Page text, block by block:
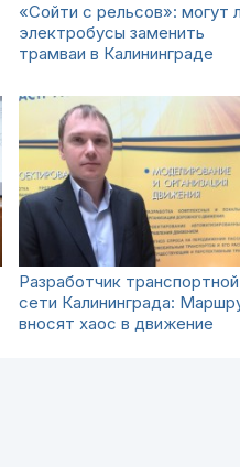
«Сойти с рельсов»: могут
электробусы заменить
трамваи в Калининграде
Разработчик транспортной
сети Калининграда:
вносят хаос в движение